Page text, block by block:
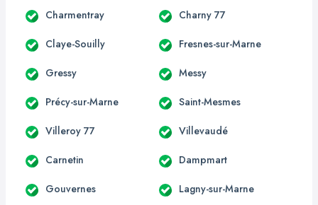
Charmentray Charny 77
Claye-Souilly Fresnes-sur-Marne
Gressy Messy
Précy-sur-Marne Saint-Mesmes
Villeroy 77 Villevaudé
Carnetin Dampmart
Gouvernes Lagny-sur-Marne